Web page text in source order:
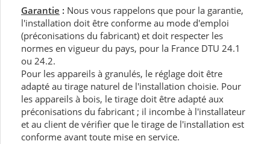
Garantie : Nous vous rappelons que pour la garantie,
l'installation doit être conforme au mode d'emploi
(préconisations du fabricant) et doit respecter les
normes en vigueur du pays, pour la France DTU 24.1
ou 24.2.
Pour les appareils à granulés, le réglage doit être
adapté au tirage naturel de l'installation choisie. Pour
les appareils à bois, le tirage doit être adapté aux
préconisations du fabricant ; il incombe à l'installateur
et au client de vérifier que le tirage de l'installation est
conforme avant toute mise en service.